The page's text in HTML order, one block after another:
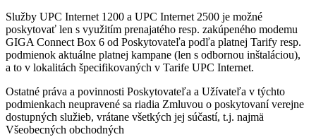
Služby UPC Internet 1200 a UPC Internet 2500 je možné
poskytovať len s využitím prenajatého resp. zakúpeného modemu
GIGA Connect Box 6 od Poskytovateľa podľa platnej Tarify resp.
podmienok aktuálne platnej kampane (len s odbornou inštaláciou),
a to v lokalitách špecifikovaných v Tarife UPC Internet.
Ostatné práva a povinnosti Poskytovateľa a Užívateľa v týchto
podmienkach neupravené sa riadia Zmluvou o poskytovaní verejne
dostupných služieb, vrátane všetkých jej súčastí, t.j. najmä
Všeobecných obchodných